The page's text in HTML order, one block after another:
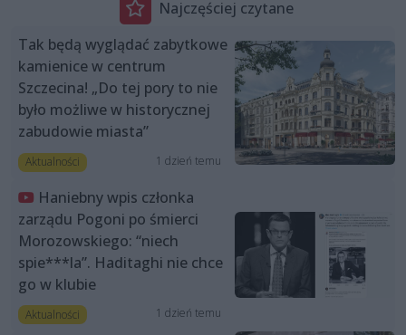
Najczęściej czytane
Tak będą wyglądać zabytkowe
kamienice w centrum
Szczecina! „Do tej pory to nie
było możliwe w historycznej
zabudowie miasta”
Aktualności 1 dzień temu
Haniebny wpis członka
zarządu Pogoni po śmierci
Morozowskiego: “niech
spie***la”. Haditaghi nie chce
go w klubie
Aktualności 1 dzień temu